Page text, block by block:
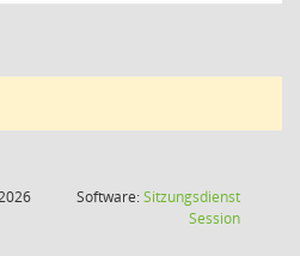
Software:Sitzungsdienst
Session(Wird in